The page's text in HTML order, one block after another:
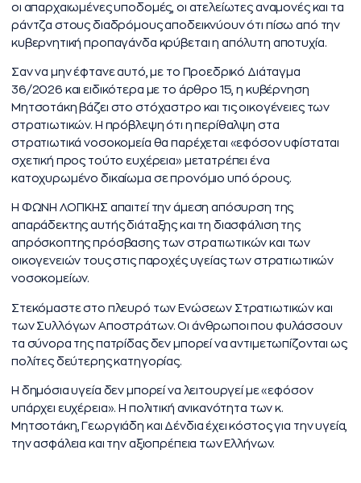
οι απαρχαιωμένες υποδομές, οι ατελείωτες αναμονές και τα
ράντζα στους διαδρόμους αποδεικνύουν ότι πίσω από την
κυβερνητική προπαγάνδα κρύβεται η απόλυτη αποτυχία.
Σαν να μην έφτανε αυτό, με το Προεδρικό Διάταγμα
36/2026 και ειδικότερα με το άρθρο 15, η κυβέρνηση
Μητσοτάκη βάζει στο στόχαστρο και τις οικογένειες των
στρατιωτικών. Η πρόβλεψη ότι η περίθαλψη στα
στρατιωτικά νοσοκομεία θα παρέχεται «εφόσον υφίσταται
σχετική προς τούτο ευχέρεια» μετατρέπει ένα
κατοχυρωμένο δικαίωμα σε προνόμιο υπό όρους.
Η ΦΩΝΗ ΛΟΓΙΚΗΣ απαιτεί την άμεση απόσυρση της
απαράδεκτης αυτής διάταξης και τη διασφάλιση της
απρόσκοπτης πρόσβασης των στρατιωτικών και των
οικογενειών τους στις παροχές υγείας των στρατιωτικών
νοσοκομείων.
Στεκόμαστε στο πλευρό των Ενώσεων Στρατιωτικών και
των Συλλόγων Αποστράτων. Οι άνθρωποι που φυλάσσουν
τα σύνορα της πατρίδας δεν μπορεί να αντιμετωπίζονται ως
πολίτες δεύτερης κατηγορίας.
Η δημόσια υγεία δεν μπορεί να λειτουργεί με «εφόσον
υπάρχει ευχέρεια». Η πολιτική ανικανότητα των κ.
Μητσοτάκη, Γεωργιάδη και Δένδια έχει κόστος για την υγεία,
την ασφάλεια και την αξιοπρέπεια των Ελλήνων.